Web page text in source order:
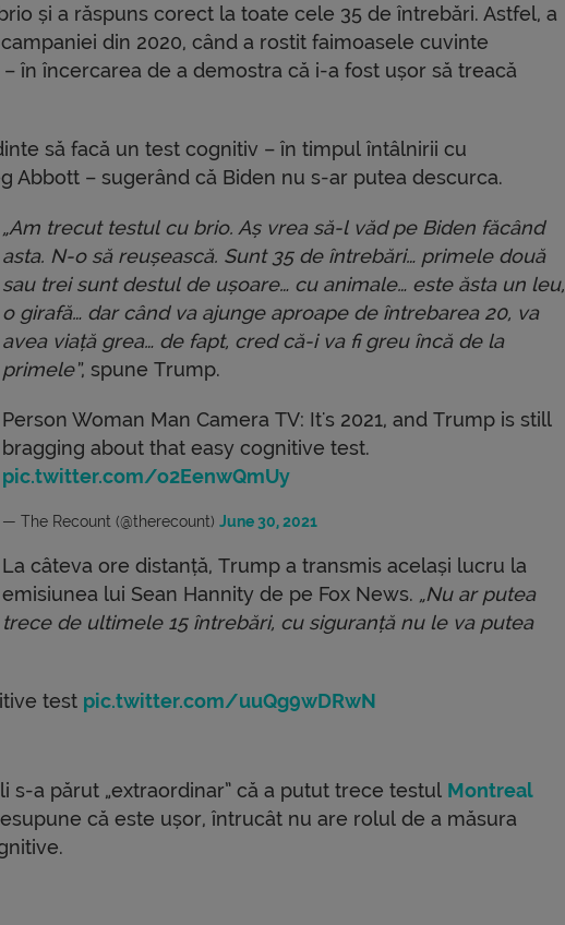
și a răspuns corect la toate cele 35 de întrebări. Astfel, a
din 2020, când a rostit faimoasele cuvinte
– în încercarea de a demostra că i-a fost ușor să treacă
să facă un test cognitiv – în timpul întâlnirii cu
Abbott – sugerând că Biden nu s-ar putea descurca.
„Am trecut testul cu brio. Aș vrea să-l văd pe Biden făcând
asta. N-o să reușească. Sunt 35 de întrebări… primele două
sau trei sunt destul de ușoare… cu animale… este ăsta un leu,
o girafă… dar când va ajunge aproape de întrebarea 20, va
avea viață grea… de fapt, cred că-i va fi greu încă de la
primele”, spune Trump.
Person Woman Man Camera TV: It's 2021, and Trump is still
bragging about that easy cognitive test.
pic.twitter.com/o2EenwQmUy
— The Recount (@therecount)June 30, 2021
La câteva ore distanță, Trump a transmis același lucru la
emisiunea lui Sean Hannity de pe Fox News. „Nu ar putea
trece de ultimele 15 întrebări, cu siguranță nu le va putea
test pic.twitter.com/uuQg9wDRwN
a părut „extraordinar” că a putut trece testul Montreal
că este ușor, întrucât nu are rolul de a măsura